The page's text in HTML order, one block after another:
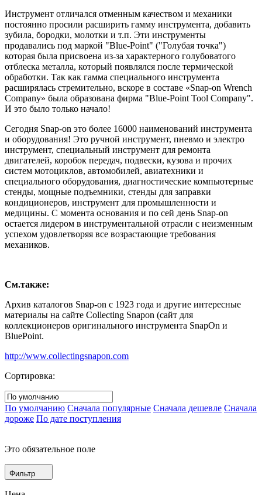
Инструмент отличался отменным качеством и механики
постоянно просили расширить гамму инструмента, добавить
зубила, бородки, молотки и т.п. Эти инструменты
продавались под маркой "Blue-Point" ("Голубая точка")
которая была присвоена из-за характерного голубоватого
отблеска металла, который появлялся после термической
обработки. Так как гамма специального инструмента
расширялась стремительно, вскоре в составе «Snap-on Wrench
Company» была образована фирма "Blue-Point Tool Company".
И это было только начало!
Сегодня Snap-on это более 16000 наименований инструмента
и оборудования! Это ручной инструмент, пневмо и электро
инструмент, специальный инструмент для ремонта
двигателей, коробок передач, подвески, кузова и прочих
систем мотоциклов, автомобилей, авиатехники и
специального оборудования, диагностические компьютерные
стенды, мощные подъемники, стенды для заправки
кондиционеров, инструмент для промышленности и
медицины. С момента основания и по сей день Snap-on
остается лидером в инструментальной отрасли с неизменным
успехом удовлетворяя все возрастающие требования
механиков.
См.также:
Архив каталогов Snap-on с 1923 года и другие интересные
материалы на сайте Collecting Snapon (сайт для
коллекционеров оригинального инструмента SnapOn и
BluePoint.
http://www.collectingsnapon.com
Сортировка:
По умолчанию Сначала популярные Сначала дешевле Сначала
дороже По дате поступления
Это обязательное поле
Фильтр